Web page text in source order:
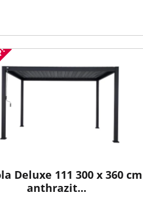
Deluxe 111 300 x 360 cm
anthrazit...